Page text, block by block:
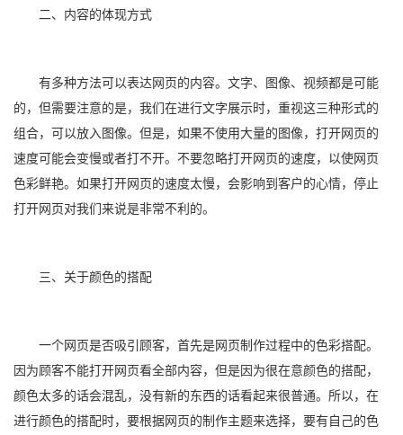
二、内容的体现方式
有多种方法可以表达网页的内容。文字、图像、视频都是可能
的，但需要注意的是，我们在进行文字展示时，重视这三种形式的
组合，可以放入图像。但是，如果不使用大量的图像，打开网页的
速度可能会变慢或者打不开。不要忽略打开网页的速度，以使网页
色彩鲜艳。如果打开网页的速度太慢，会影响到客户的心情，停止
打开网页对我们来说是非常不利的。
三、关于颜色的搭配
一个网页是否吸引顾客，首先是网页制作过程中的色彩搭配。
因为顾客不能打开网页看全部内容，但是因为很在意颜色的搭配，
颜色太多的话会混乱，没有新的东西的话看起来很普通。所以，在
进行颜色的搭配时，要根据网页的制作主题来选择，要有自己的色